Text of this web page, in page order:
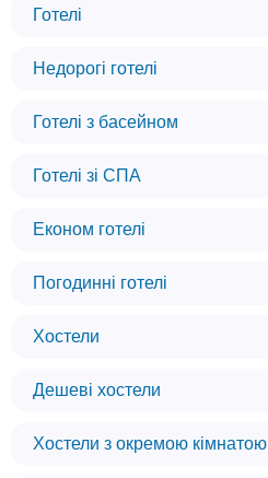
Готелі
Недорогі готелі
Готелі з басейном
Готелі зі СПА
Економ готелі
Погодинні готелі
Хостели
Дешеві хостели
Хостели з окремою кімнатою